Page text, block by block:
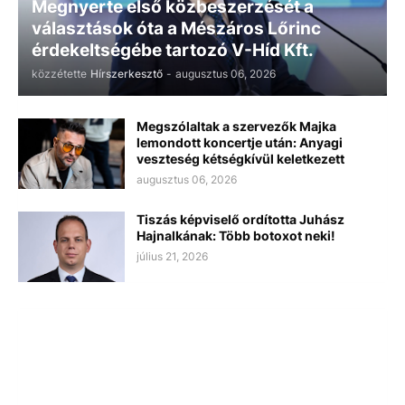
Megnyerte első közbeszerzését a
választások óta a Mészáros Lőrinc
érdekeltségébe tartozó V-Híd Kft.
közzétette Hírszerkesztő - augusztus 06, 2026
Megszólaltak a szervezők Majka
lemondott koncertje után: Anyagi
veszteség kétségkívül keletkezett
augusztus 06, 2026
Tiszás képviselő ordította Juhász
Hajnalkának: Több botoxot neki!
július 21, 2026